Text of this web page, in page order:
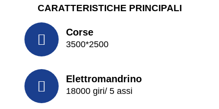
CARATTERISTICHE PRINCIPALI
Corse
3500*2500
Elettromandrino
18000 giri/ 5 assi